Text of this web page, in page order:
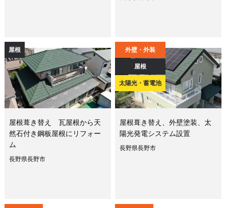
屋根
屋根葺き替え 瓦屋根から天
然石付き鋼板屋根にリフォー
ム
長野県長野市
外壁・外装
屋根
太陽光・蓄電池
屋根葺き替え、外壁塗装、太
陽光発電システム設置
長野県長野市